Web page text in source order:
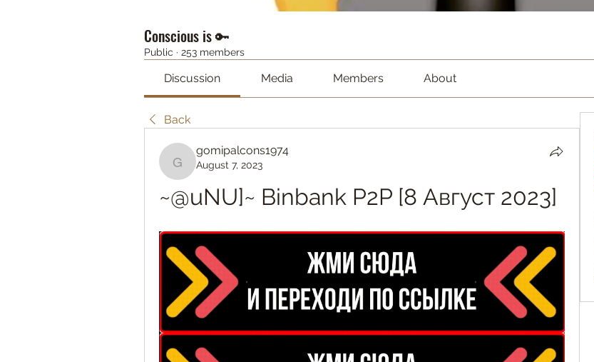
Conscious is 🔑
Public · 253 members
Discussion Media Members About
Back
gomipalcons1974
gomipalcons1974
August 7, 2023
~@uNU]~ Binbank P2P [8 Август 2023]